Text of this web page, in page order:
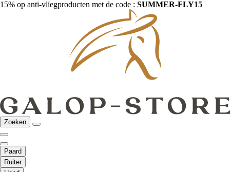
15% op anti-vliegproducten met de code : SUMMER-FLY15
Zoeken
Paard
Ruiter